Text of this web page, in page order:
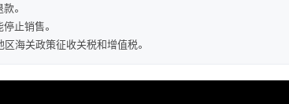
。
止销售。
海关政策征收关税和增值税。